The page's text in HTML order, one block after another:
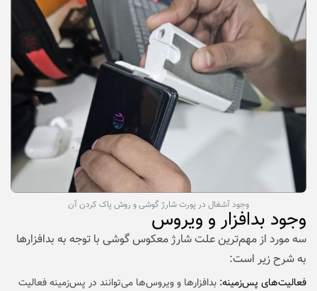
وجود آشغال در پورت شارژ گوشی و روش پاک کردن آن
وجود بدافزار و ویروس
سه مورد از مهم‌ترین علت شارژ معکوس گوشی با توجه به بدافزارها
به شرح زیر است:
فعالیت‌های پس‌زمینه: بدافزارها و ویروس‌ها می‌توانند در پس‌زمینه فعالیت